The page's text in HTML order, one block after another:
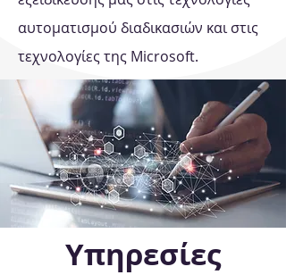
αυτοματισμού διαδικασιών και στις
τεχνολογίες της Microsoft.
Υπηρεσίες